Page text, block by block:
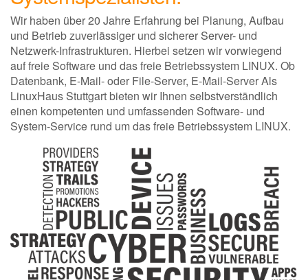
Wir haben über 20 Jahre Erfahrung bei Planung, Aufbau
und Betrieb zuverlässiger und sicherer Server- und
Netzwerk-Infrastrukturen. Hierbei setzen wir vorwiegend
auf freie Software und das freie Betriebssystem LINUX. Ob
Datenbank, E-Mail- oder File-Server, E-Mail-Server Als
LinuxHaus Stuttgart bieten wir Ihnen selbstverständlich
einen kompetenten und umfassenden Software- und
System-Service rund um das freie Betriebssystem LINUX.